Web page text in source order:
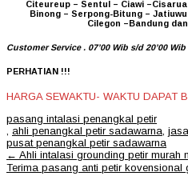
Citeureup – Sentul – Ciawi
Binong – Serpong-Bitung –
Cilegon –Bandung
Customer Service . 07’00 Wib s/d 20’00 Wib
PERHATIAN !!!
HARGA SEWAKTU- WAKTU DAPAT
pasang intalasi penangkal petir
ahli penangkal petir sadawarna
pusat penangkal petir sadawarna
Post
navigation
← Ahli intalasi grounding petir
Terima pasang anti petir kovensional